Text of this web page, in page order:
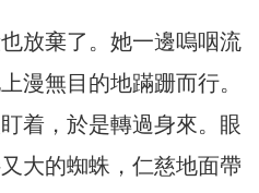
放棄了。她一邊嗚咽流
漫無目的地蹣跚而行。
着，於是轉過身來。眼
大的蜘蛛，仁慈地面帶